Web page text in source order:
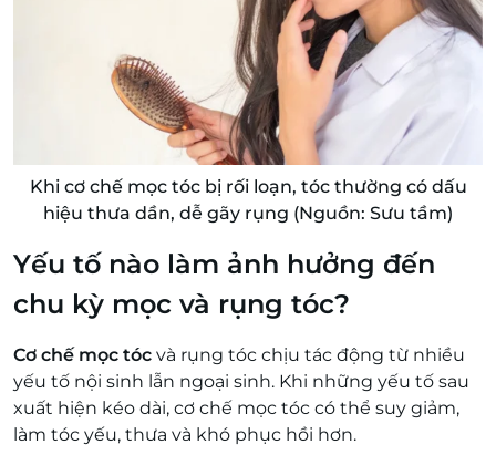
Khi cơ chế mọc tóc bị rối loạn, tóc thường có dấu
hiệu thưa dần, dễ gãy rụng (Nguồn: Sưu tầm)
Yếu tố nào làm ảnh hưởng đến
chu kỳ mọc và rụng tóc?
Cơ chế mọc tóc và rụng tóc chịu tác động từ nhiều
yếu tố nội sinh lẫn ngoại sinh. Khi những yếu tố sau
xuất hiện kéo dài, cơ chế mọc tóc có thể suy giảm,
làm tóc yếu, thưa và khó phục hồi hơn.